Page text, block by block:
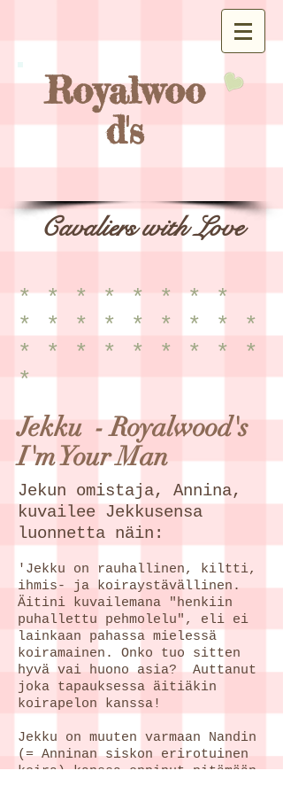
Royalwoo
d's
Cavaliers with Love
* * * * * * * *
* * * * * * * * *
* * * * * * * * *
*
Jekku - Royalwood's
I'm Your Man
Jekun omistaja, Annina,
kuvailee Jekkusensa
luonnetta näin:
'Jekku on rauhallinen, kiltti,
ihmis- ja koiraystävällinen.
Äitini kuvailemana "henkiin
puhallettu pehmolelu", eli ei
lainkaan pahassa mielessä
koiramainen. Onko tuo sitten
hyvä vai huono asia? Auttanut
joka tapauksessa äitiäkin
koirapelon kanssa!
Jekku on muuten varmaan Nandin
(= Anninan siskon erirotuinen
koira) kanssa oppinut pitämään